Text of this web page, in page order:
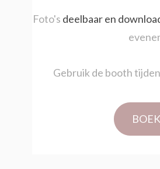
Foto's deelbaar en
Gebruik de booth